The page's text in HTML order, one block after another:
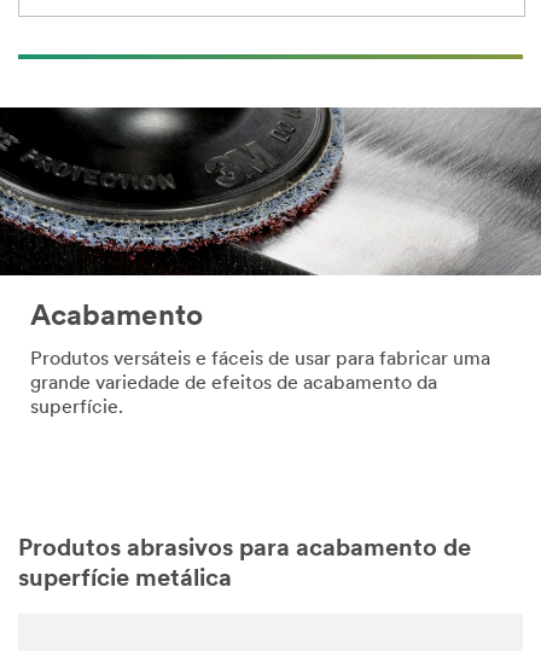
Acabamento
Produtos versáteis e fáceis de usar para fabricar uma
grande variedade de efeitos de acabamento da
superfície.
Produtos abrasivos para acabamento de
superfície metálica